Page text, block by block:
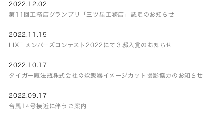
2022.12.02
第11回工務店グランプリ「三ツ星工務店」認定のお知らせ
2022.11.15
LIXILメンバーズコンテスト2022にて３邸入賞のお知らせ
2022.10.17
タイガー魔法瓶株式会社の炊飯器イメージカット撮影協力のお知らせ
2022.09.17
台風14号接近に伴うご案内